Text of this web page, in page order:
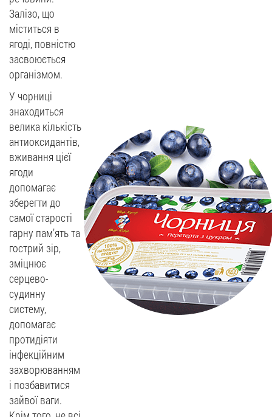
Залізо, що
міститься в
ягоді, повністю
засвоюється
організмом.
У чорниці
знаходиться
велика кількість
антиоксидантів,
вживання цієї
ягоди
допомагає
зберегти до
самої старості
гарну пам’ять та
гострий зір,
зміцнює
серцево-
судинну
систему,
допомагає
протидіяти
інфекційним
захворюванням
і позбавитися
зайвої ваги.